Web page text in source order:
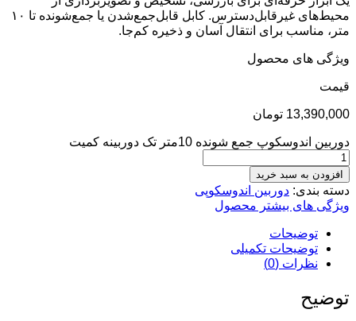
محیط‌های غیرقابل‌دسترس. کابل قابل‌جمع‌شدن یا جمع‌شونده تا ۱۰
متر، مناسب برای انتقال آسان و ذخیره کم‌جا.
ویژگی های محصول
قيمت
13,390,000 تومان
دوربین اندوسکوپ جمع‌ شونده 10متر تک دوربینه کمیت
افزودن به سبد خرید
دسته بندی: دوربین اندوسکوپی
ویژگی های بیشتر محصول
توضیحات
توضیحات تکمیلی
نظرات (0)
توضیح